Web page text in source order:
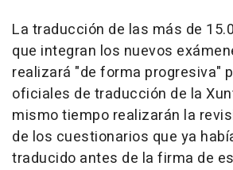
La traducción de las más de
que integran los nuevos
realizará "de forma progresiva"
oficiales de traducción de la
mismo tiempo realizarán la
de los cuestionarios que ya
traducido antes de la firma de